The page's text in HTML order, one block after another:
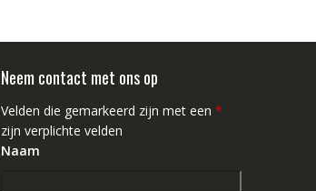
Neem contact met ons op
Velden die gemarkeerd zijn met een *
zijn verplichte velden
Naam